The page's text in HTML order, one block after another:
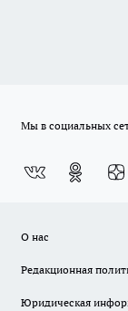
Мы в социальных
О нас
Редакционная
Юридическая